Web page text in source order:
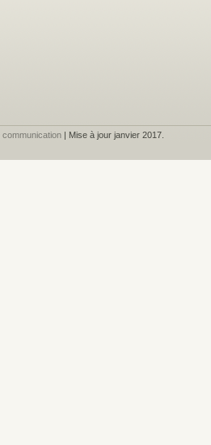
| Mise à jour janvier 2017.